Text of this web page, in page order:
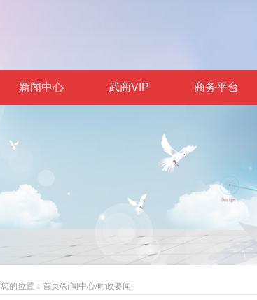
新闻中心 武商VIP 商务平台
您的位置： 首页/新闻中心/时政要闻